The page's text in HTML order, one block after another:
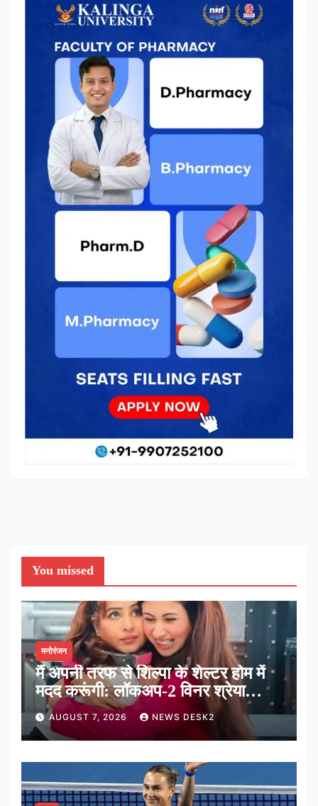
You missed
मनोरंजन
मैं अपनी तरफ से शिल्पा के शेल्टर होम में
मदद करूंगी: लॉकअप-2 विनर श्रेया
कालरा
AUGUST 7, 2026 NEWS DESK2